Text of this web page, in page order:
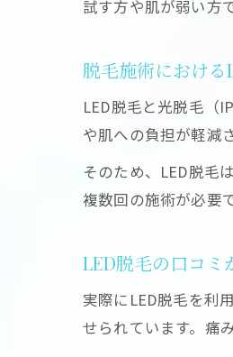
試す方や肌が弱い方
脱毛施術における
LED脱毛と光脱毛（
や肌への負担が軽減
そのため、LED脱毛
複数回の施術が必要
LED脱毛の口コミ
実際にLED脱毛を利
せられています。痛